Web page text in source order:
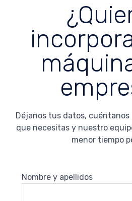
Déjanos tus datos, cuéntanos
que necesitas y nuestro
menor tiempo
Nombre y apellidos